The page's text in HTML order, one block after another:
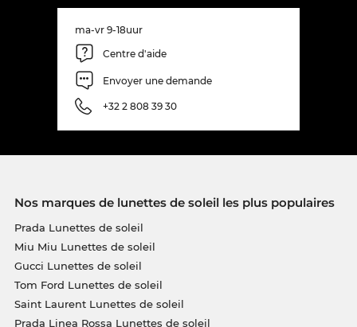
ma-vr 9-18uur
Centre d'aide
Envoyer une demande
+32 2 808 39 30
Nos marques de lunettes de soleil les plus populaires
Prada Lunettes de soleil
Miu Miu Lunettes de soleil
Gucci Lunettes de soleil
Tom Ford Lunettes de soleil
Saint Laurent Lunettes de soleil
Prada Linea Rossa Lunettes de soleil